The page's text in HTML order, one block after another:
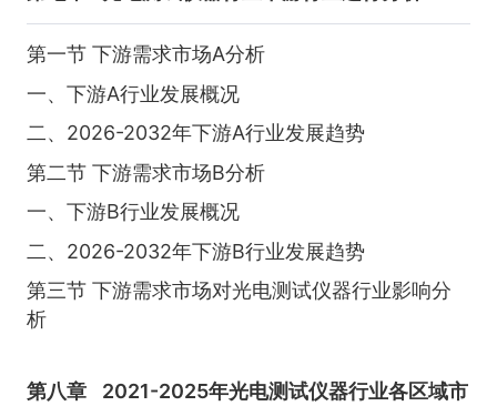
第一节 下游需求市场A分析
一、下游A行业发展概况
二、2026-2032年下游A行业发展趋势
第二节 下游需求市场B分析
一、下游B行业发展概况
二、2026-2032年下游B行业发展趋势
第三节 下游需求市场对光电测试仪器行业影响分
析
第八章
2021-2025年光电测试仪器行业各区域市